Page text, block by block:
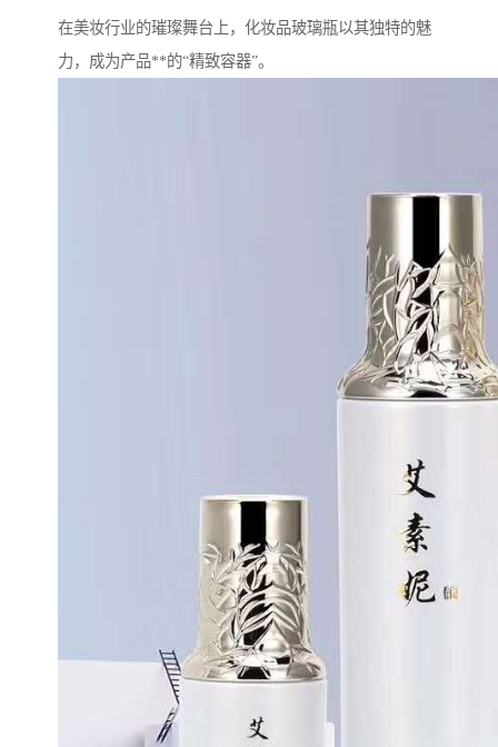
在美妆行业的璀璨舞台上，化妆品玻璃瓶以其独特的魅
力，成为产品**的“精致容器”。